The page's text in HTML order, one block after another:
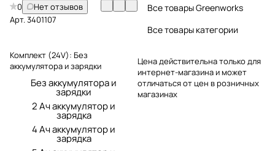
0
Нет отзывов
Арт.3401107
Комплект (24V): Без
аккумулятора и зарядки
Без аккумулятора и
зарядки
2 Ач аккумулятор и
зарядка
4 Ач аккумулятор и
зарядка
Все товары Greenworks
Все товары категории
Цена действительна только для
интернет-магазина и может
отличаться от цен в розничных
магазинах